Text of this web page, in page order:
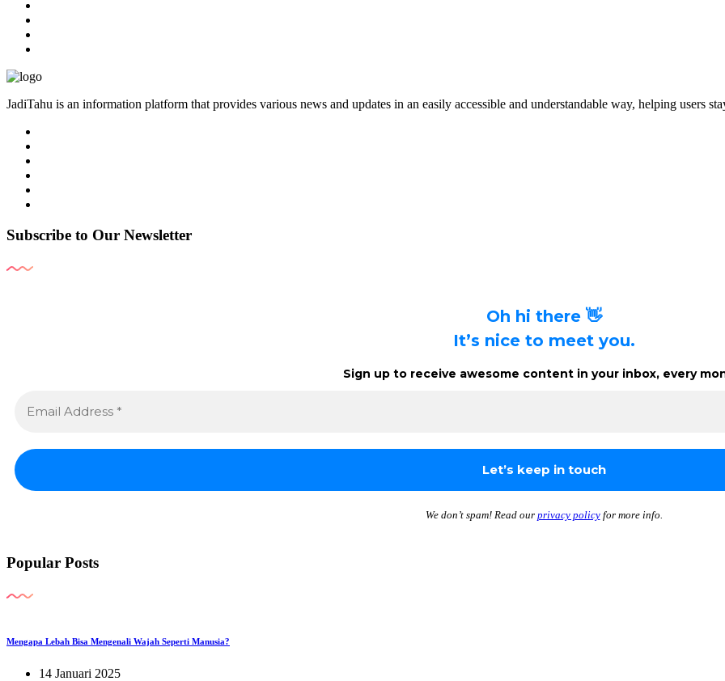
JadiTahu is an information platform that provides various news and updates in an easily accessible and understandable way, helping users
Subscribe to Our Newsletter
Oh hi there 👋
It’s nice to meet you.
Sign up to receive awesome content in your inbox, every
We don’t spam! Read our privacy policyfor more info.
Popular Posts
Mengapa Lebah Bisa Mengenali Wajah Seperti Manusia?
14 Januari 2025